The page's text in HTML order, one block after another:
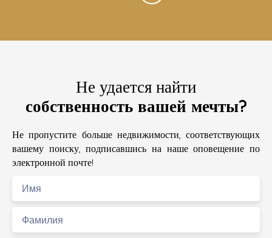
Не удается найти
собственность вашей мечты?
Не пропустите больше недвижимости, соответствующих
вашему поиску, подписавшись на наше оповещение по
электронной почте!
Имя
Фамилия